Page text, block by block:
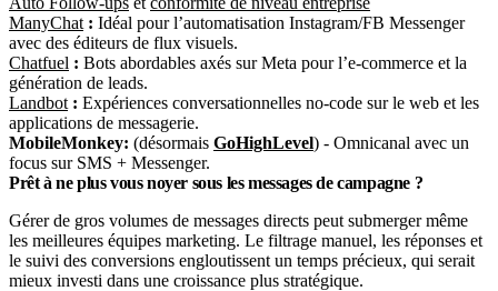
ManyChat : Idéal pour l’automatisation Instagram/FB Messenger
avec des éditeurs de flux visuels.
Chatfuel : Bots abordables axés sur Meta pour l’e-commerce et la
génération de leads.
Landbot : Expériences conversationnelles no-code sur le web et les
applications de messagerie.
MobileMonkey: (désormais GoHighLevel) - Omnicanal avec un
focus sur SMS + Messenger.
Prêt à ne plus vous noyer sous les messages de campagne ?
Gérer de gros volumes de messages directs peut submerger même
les meilleures équipes marketing. Le filtrage manuel, les réponses et
le suivi des conversions engloutissent un temps précieux, qui serait
mieux investi dans une croissance plus stratégique.